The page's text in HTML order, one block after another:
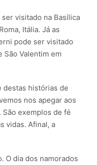
visitado na Basílica
Itália. Já as
pode ser visitado
São Valentim em
destas histórias de
nos apegar aos
exemplos de fé
vidas. Afinal, a
O dia dos namorados